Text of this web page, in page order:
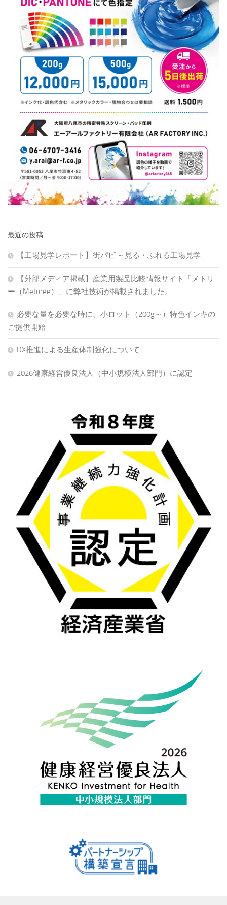
最近の投稿
【工場見学レポート】街パビ ～見る・ふれる工場見学
【外部メディア掲載】産業用製品比較情報サイト「メトリ
ー（Metoree）」に弊社技術が掲載されました。
必要な量を必要な時に。小ロット（200g～）特色インキの
ご提供開始
DX推進による生産体制強化について
2026健康経営優良法人（中小規模法人部門）に認定